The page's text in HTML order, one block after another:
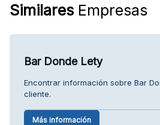
SimilaresEmpresas
Bar Donde Lety
Encontrar información sobre Bar
cliente.
Más información